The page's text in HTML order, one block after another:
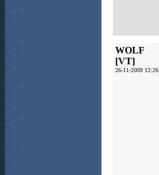
WOLF
[VT]
26-11-2009 12:26